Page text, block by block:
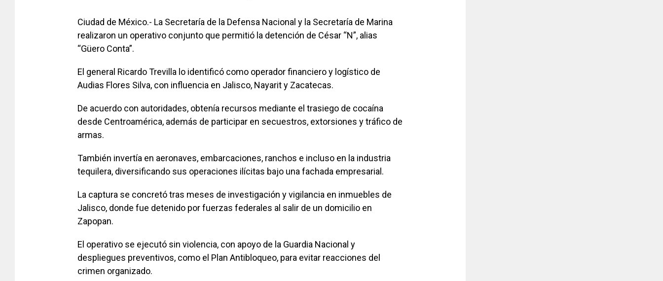
Ciudad de México.- La Secretaría de la Defensa Nacional y la Secretaría de Marina
realizaron un operativo conjunto que permitió la detención de César “N”, alias
“Güero Conta”.
El general Ricardo Trevilla lo identificó como operador financiero y logístico de
Audias Flores Silva, con influencia en Jalisco, Nayarit y Zacatecas.
De acuerdo con autoridades, obtenía recursos mediante el trasiego de cocaína
desde Centroamérica, además de participar en secuestros, extorsiones y tráfico de
armas.
También invertía en aeronaves, embarcaciones, ranchos e incluso en la industria
tequilera, diversificando sus operaciones ilícitas bajo una fachada empresarial.
La captura se concretó tras meses de investigación y vigilancia en inmuebles de
Jalisco, donde fue detenido por fuerzas federales al salir de un domicilio en
Zapopan.
El operativo se ejecutó sin violencia, con apoyo de la Guardia Nacional y
despliegues preventivos, como el Plan Antibloqueo, para evitar reacciones del
crimen organizado.